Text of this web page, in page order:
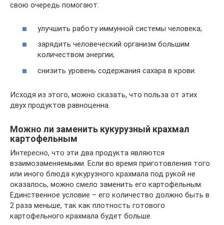
свою очередь помогают:
улучшить работу иммунной системы человека;
зарядить человеческий организм большим
количеством энергии;
снизить уровень содержания сахара в крови.
Исходя из этого, можно сказать, что польза от этих
двух продуктов равноценна.
Можно ли заменить кукурузный крахмал
картофельным
Интересно, что эти два продукта являются
взаимозаменяемыми. Если во время приготовления того
или иного блюда кукурузного крахмала под рукой не
оказалось, можно смело заменить его картофельным.
Единственное условие – его количество должно быть в
2 раза меньше, так как плотность готового
картофельного крахмала будет больше.